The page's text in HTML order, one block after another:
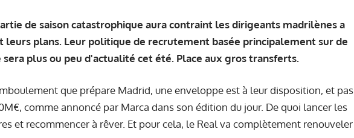
de saison catastrophique aura contraint les dirigeants madrilènes a
plans. Leur politique de recrutement basée principalement sur de
sera plus ou peu d'actualité cet été. Place aux gros transferts.
que prépare Madrid, une enveloppe est à leur disposition, et pas
comme annoncé par Marca dans son édition du jour. De quoi lancer les
et recommencer à rêver. Et pour cela, le Real va complètement renouveler